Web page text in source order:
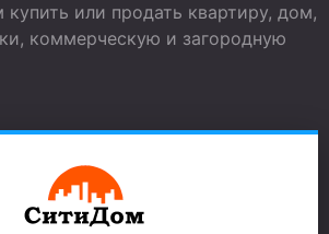
или продать квартиру, дом,
коммерческую и загородную